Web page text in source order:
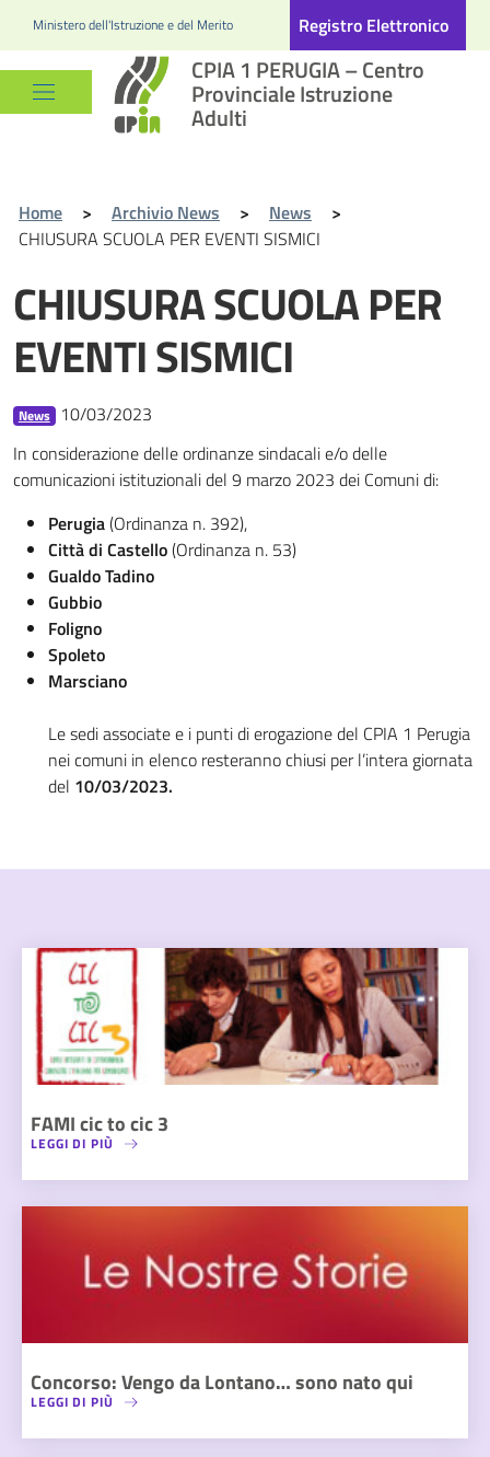
Ministero dell'Istruzione e del Merito Registro Elettronico
CPIA 1 PERUGIA – Centro
Provinciale Istruzione
Adulti
Home > Archivio News > News
>
CHIUSURA SCUOLA PER EVENTI SISMICI
CHIUSURA SCUOLA PER
EVENTI SISMICI
News 10/03/2023
In considerazione delle ordinanze sindacali e/o delle
comunicazioni istituzionali del 9 marzo 2023 dei Comuni di:
Perugia(Ordinanza n. 392),
Città di Castello(Ordinanza n. 53)
Gualdo Tadino
Gubbio
Foligno
Spoleto
Marsciano
Le sedi associate e i punti di erogazione del CPIA 1 Perugia
nei comuni in elenco resteranno chiusi per l’intera giornata
del 10/03/2023.
FAMI cic to cic 3
LEGGI DI PIÙ
Concorso: Vengo da Lontano… sono nato qui
LEGGI DI PIÙ